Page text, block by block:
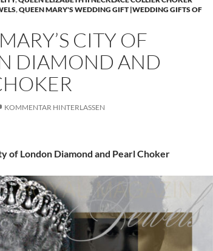
,QUEEN MARY'S WEDDING GIFT |WEDDING GIFTS OF
CITY OF
DIAMOND AND
KOMMENTAR HINTERLASSEN
of London Diamond and Pearl Choker